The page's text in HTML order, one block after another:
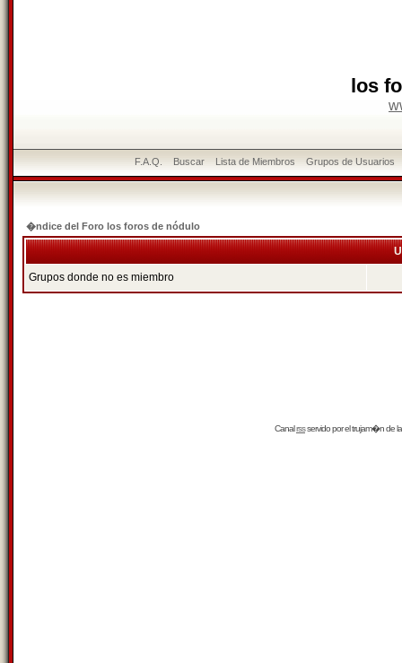
los
F.A.Q. Buscar Lista de Miembros Grupos de Usuarios
�ndice del Foro los foros de nódulo
Grupos donde no es miembro
Canalrssservido por eltrujam�nde